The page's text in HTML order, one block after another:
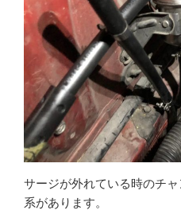
サージが外れている時のチ
系があります。